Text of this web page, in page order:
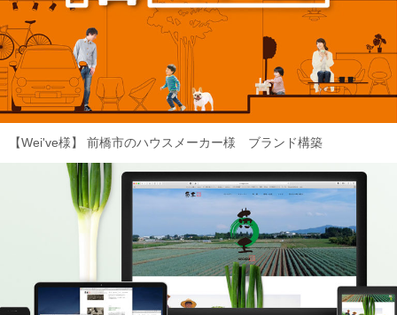
【Wei've様】 前橋市のハウスメーカー様 ブランド構築